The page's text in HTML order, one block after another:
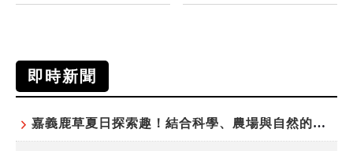
即時新聞
嘉義鹿草夏日探索趣！結合科學、農場與自然的親子小旅行